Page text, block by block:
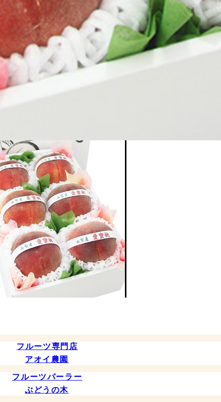
フルーツ専門店
アオイ農園
フルーツパーラー
ぶどうの木